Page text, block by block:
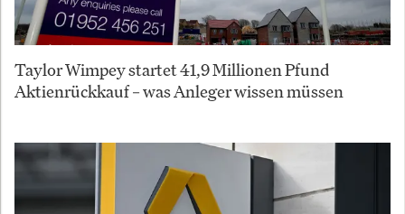
Taylor Wimpey startet 41,9 Millionen Pfund
Aktienrückkauf – was Anleger wissen müssen